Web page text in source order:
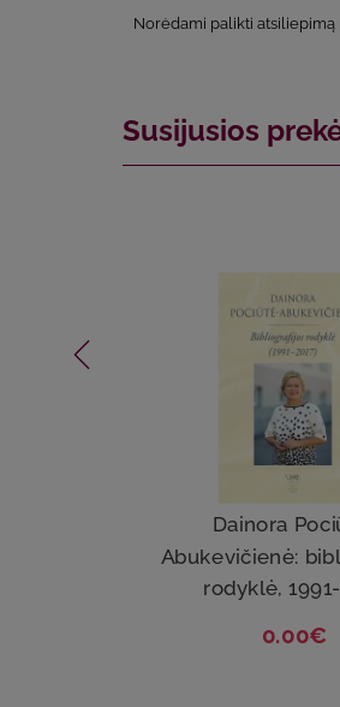
Norėdami palikti atsiliepimą
Susijusios
Dainora
Abukevičienė:
rodyklė,
0.00€